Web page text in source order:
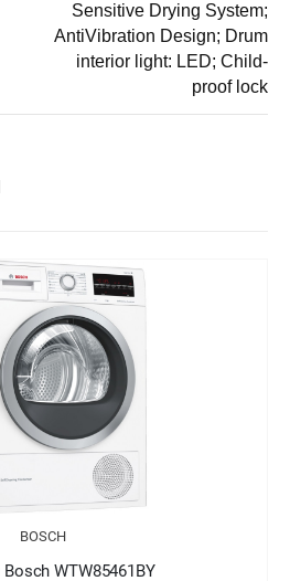
Sensitive Drying System;
AntiVibration Design; Drum
interior light: LED; Child-
proof lock
BOSCH
WTW876LBY SER6